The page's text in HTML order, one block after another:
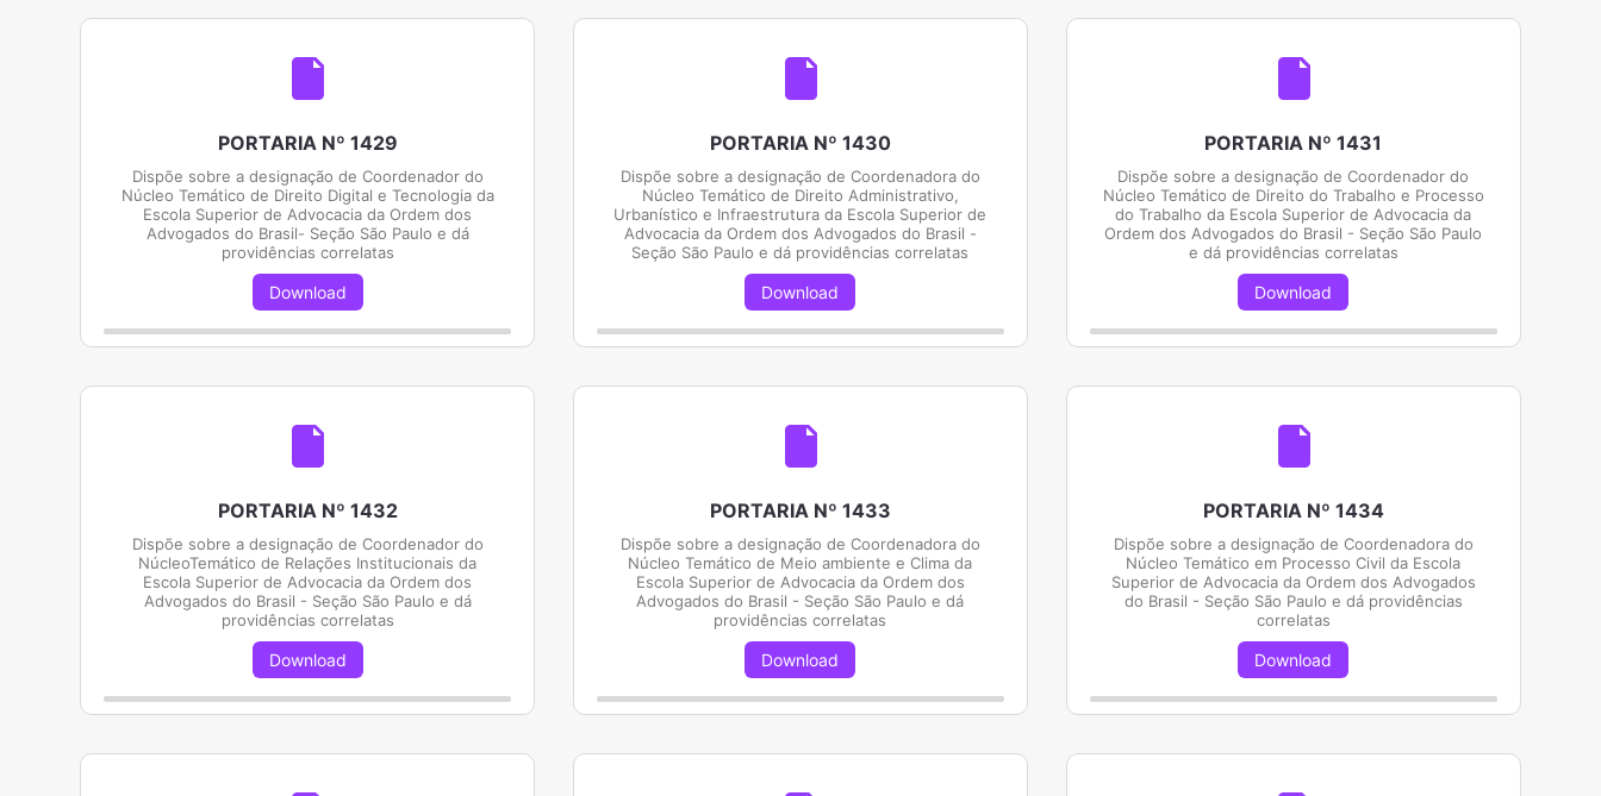
PORTARIA Nº 1429
Dispõe sobre a designação de Coordenador do
Núcleo Temático de Direito Digital e Tecnologia da
Escola Superior de Advocacia da Ordem dos
Advogados do Brasil- Seção São Paulo e dá
providências correlatas
Download
PORTARIA Nº 1430
Dispõe sobre a designação de Coordenadora do
Núcleo Temático de Direito Administrativo,
Urbanístico e Infraestrutura da Escola Superior de
Advocacia da Ordem dos Advogados do Brasil -
Seção São Paulo e dá providências correlatas
Download
PORTARIA Nº 1431
Dispõe sobre a designação de Coordenador do
Núcleo Temático de Direito do Trabalho e Processo
do Trabalho da Escola Superior de Advocacia da
Ordem dos Advogados do Brasil - Seção São Paulo
e dá providências correlatas
Download
PORTARIA Nº 1432
Dispõe sobre a designação de Coordenador do
NúcleoTemático de Relações Institucionais da
Escola Superior de Advocacia da Ordem dos
Advogados do Brasil - Seção São Paulo e dá
providências correlatas
Download
PORTARIA Nº 1433
Dispõe sobre a designação de Coordenadora do
Núcleo Temático de Meio ambiente e Clima da
Escola Superior de Advocacia da Ordem dos
Advogados do Brasil - Seção São Paulo e dá
providências correlatas
Download
PORTARIA Nº 1434
Dispõe sobre a designação de Coordenadora do
Núcleo Temático em Processo Civil da Escola
Superior de Advocacia da Ordem dos Advogados
do Brasil - Seção São Paulo e dá providências
correlatas
Download